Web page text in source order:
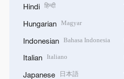
Hindi हिन्दी
Hungarian Magyar
Indonesian Bahasa Indonesia
Italian Italiano
Japanese 日本語